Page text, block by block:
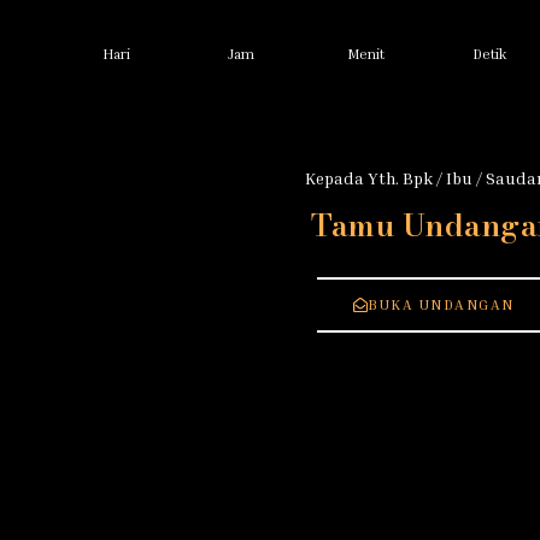
Hari Jam Menit Detik
Kepada Yth. Bpk / Ibu /
Tamu
BUKA UNDANGAN